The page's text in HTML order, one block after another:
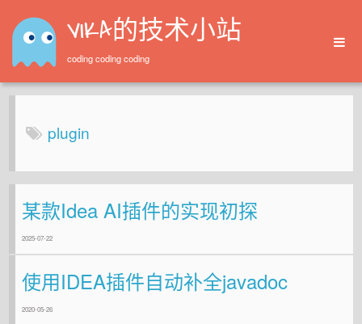
VIKA的技术小站
coding coding coding
Home
plugin
某款Idea AI插件的实现初探
2025-07-22
使用IDEA插件自动补全javadoc
2020-05-26